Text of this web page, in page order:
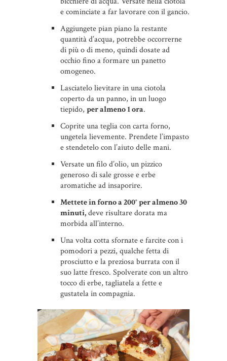
e cominciate a far lavorare con il gancio.
Aggiungete pian piano la restante
quantità d’acqua, potrebbe occorrerne
di più o di meno, quindi dosate ad
occhio fino a formare un panetto
omogeneo.
Lasciatelo lievitare in una ciotola
coperto da un panno, in un luogo
tiepido, per almeno 1 ora.
Coprite una teglia con carta forno,
ungetela lievemente. Prendete l’impasto
e stendetelo con l’aiuto delle mani.
Versate un filo d’olio, un pizzico
generoso di sale grosse e erbe
aromatiche ad insaporire.
Mettete in forno a 200° per almeno 30
minuti,deve risultare dorata ma
morbida all’interno.
Una volta cotta sfornate e farcite con i
pomodori a pezzi, qualche fetta di
prosciutto e la preziosa burrata con il
suo latte fresco. Spolverate con un altro
tocco di erbe, tagliatela a fette e
gustatela in compagnia.